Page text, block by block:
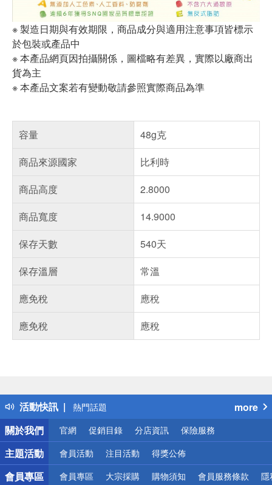
※ 製造日期與有效期限，商品成分與適用注意事項皆標示
於包裝或產品中
※ 本產品網頁因拍攝關係，圖檔略有差異，實際以廠商出
貨為主
※ 本產品文案若有變動敬請參照實際商品為準
容量
48g克
商品來源國家
比利時
商品高度
2.8000
商品寬度
14.9000
保存天數
540天
保存溫層
常溫
應免稅
應稅
應免稅
應稅
活動快訊
得獎公告
熱門話題
銀行優惠
偏遠地區配送
詐騙網頁！請小心！
more
關於我們
官網 促銷目錄 分店資訊 保險服務
主題活動 會員活動 注目活動 得獎公佈
會員專區 會員專區 大宗採購 購物須知 會員服務條款 隱